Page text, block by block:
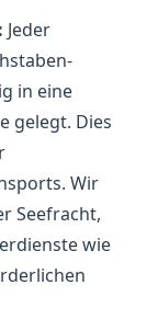
Jeder
in eine
gelegt. Dies
Wir
Seefracht,
wie